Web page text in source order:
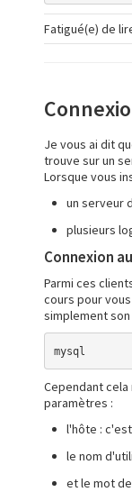
Fatigué(e) de
Je vous ai dit
trouve sur un
Lorsque vous
un serveur
plusieurs
Connexion
Parmi ces
cours pour
simplement son
mysql
Cependant
paramètres :
l'hôte :
le nom
et le mot